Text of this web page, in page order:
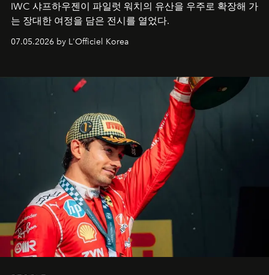
IWC 샤프하우젠이 파일럿 워치의 유산을 우주로 확장해 가
는 장대한 여정을 담은 전시를 열었다.
07.05.2026 by L'Officiel Korea